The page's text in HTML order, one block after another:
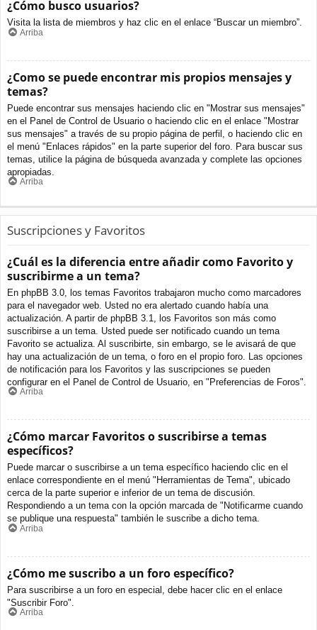
¿Cómo busco usuarios?
Visita la lista de miembros y haz clic en el enlace “Buscar un miembro”.
Arriba
¿Como se puede encontrar mis propios mensajes y
temas?
Puede encontrar sus mensajes haciendo clic en "Mostrar sus mensajes"
en el Panel de Control de Usuario o haciendo clic en el enlace "Mostrar
sus mensajes" a través de su propio página de perfil, o haciendo clic en
el menú "Enlaces rápidos" en la parte superior del foro. Para buscar sus
temas, utilice la página de búsqueda avanzada y complete las opciones
apropiadas.
Arriba
Suscripciones y Favoritos
¿Cuál es la diferencia entre añadir como Favorito y
suscribirme a un tema?
En phpBB 3.0, los temas Favoritos trabajaron mucho como marcadores
para el navegador web. Usted no era alertado cuando había una
actualización. A partir de phpBB 3.1, los Favoritos son más como
suscribirse a un tema. Usted puede ser notificado cuando un tema
Favorito se actualiza. Al suscribirte, sin embargo, se le avisará de que
hay una actualización de un tema, o foro en el propio foro. Las opciones
de notificación para los Favoritos y las suscripciones se pueden
configurar en el Panel de Control de Usuario, en "Preferencias de Foros".
Arriba
¿Cómo marcar Favoritos o suscribirse a temas
específicos?
Puede marcar o suscribirse a un tema específico haciendo clic en el
enlace correspondiente en el menú "Herramientas de Tema", ubicado
cerca de la parte superior e inferior de un tema de discusión.
Respondiendo a un tema con la opción marcada de "Notificarme cuando
se publique una respuesta" también le suscribe a dicho tema.
Arriba
¿Cómo me suscribo a un foro específico?
Para suscribirse a un foro en especial, debe hacer clic en el enlace
"Suscribir Foro".
Arriba